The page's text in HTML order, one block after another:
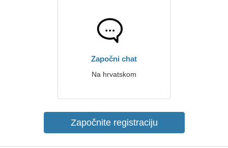
Započni chat
Na hrvatskom
Započnite registraciju